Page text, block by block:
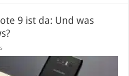
9 ist da: Und was